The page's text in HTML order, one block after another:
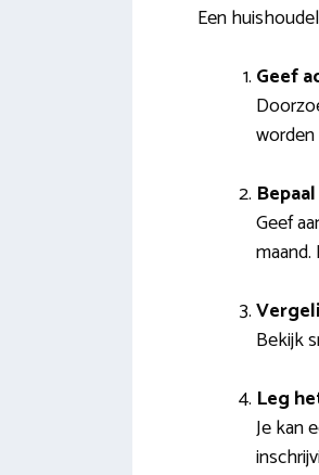
Een
Geef
Geef
Bekijk
Leg
Je kan